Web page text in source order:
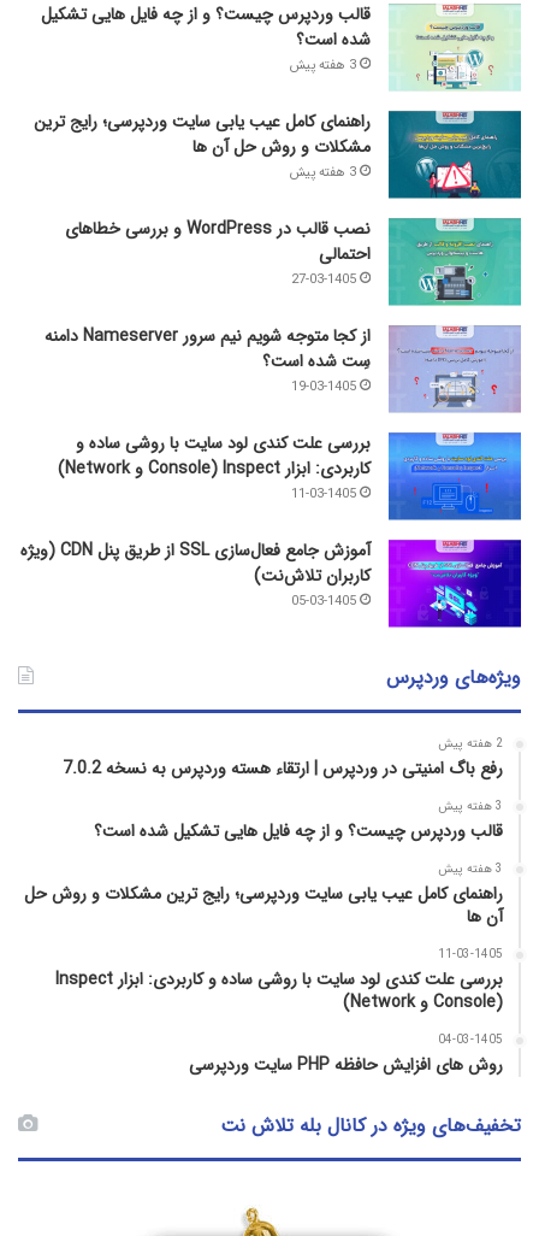
قالب وردپرس چیست؟ و از چه فایل­ هایی تشکیل
شده است؟
3 هفته پیش
راهنمای کامل عیب‌ یابی سایت وردپرسی؛ رایج‌ ترین
مشکلات و روش حل آن‌ ها
3 هفته پیش
نصب قالب در WordPress و بررسی خطاهای
احتمالی
27-03-1405
از کجا متوجه شویم نیم ‌سرور Nameserver دامنه
سِت شده است؟
19-03-1405
بررسی علت کندی لود سایت با روشی ساده و
کاربردی: ابزار Inspect (Console و Network)
11-03-1405
آموزش جامع فعال‌سازی SSL از طریق پنل CDN (ویژه
کاربران تلاش‌نت)
05-03-1405
ویژه‌های وردپرس
2 هفته پیش
رفع باگ امنیتی در وردپرس | ارتقاء هسته وردپرس به نسخه 7.0.2
3 هفته پیش
قالب وردپرس چیست؟ و از چه فایل­ هایی تشکیل شده است؟
3 هفته پیش
راهنمای کامل عیب‌ یابی سایت وردپرسی؛ رایج‌ ترین مشکلات و روش حل
آن‌ ها
11-03-1405
بررسی علت کندی لود سایت با روشی ساده و کاربردی: ابزار Inspect
(Console و Network)
04-03-1405
روش‌ های افزایش حافظه PHP سایت وردپرسی
تخفیف‌های ویژه در کانال بله تلاش نت